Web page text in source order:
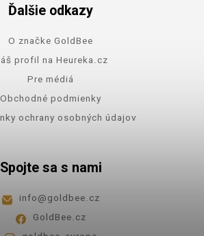
Ďalšie odkazy
O značke GoldBee
profil na Heureka.cz
Pre médiá
Obchodné podmienky
ochrany osobných údajov
Spojte sa s nami
info@goldbee.cz
GoldBee.cz